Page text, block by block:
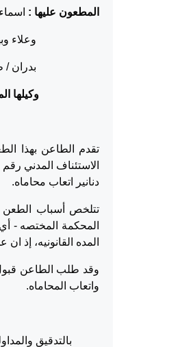
المطعون عليها :
وعلاء وبهاء
بدران /
وكيلها
دنانير اتعاب محاماه.
تتلخص أسباب الطعن
المحكمة المختصه -
المده القانونيه، إذ
وقد طلب الطاعن
واتعاب المحاماه.
بالتدقيق